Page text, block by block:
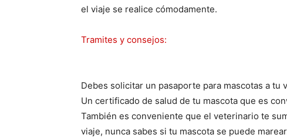
el viaje se realice cómodamente.
Tramites y consejos:
Debes solicitar un pasaporte para mascotas a tu
Un certificado de salud de tu mascota que es
También es conveniente que el veterinario te
viaje, nunca sabes si tu mascota se puede